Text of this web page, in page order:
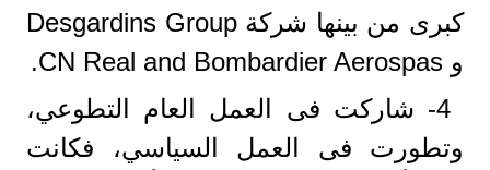
كبرى من بينها شركة Desgardins Group
و CN Real and Bombardier Aerospas.
4- شاركت فى العمل العام التطوعي،
وتطورت فى العمل السياسي، فكانت